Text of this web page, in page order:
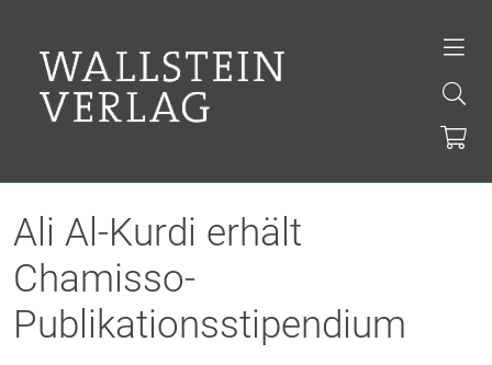
Ali Al-Kurdi erhält
Chamisso-
Publikationsstipendium